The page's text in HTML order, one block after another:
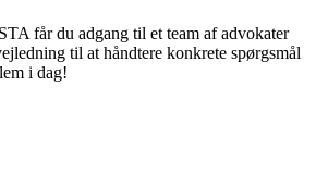
får du adgang til et team af advokater
til at håndtere konkrete spørgsmål
i dag!